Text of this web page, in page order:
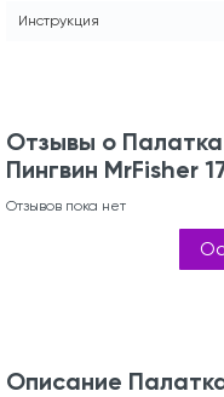
Инструкция
Отзывы о
Пингвин MrFisher
Отзывов пока нет
Описание